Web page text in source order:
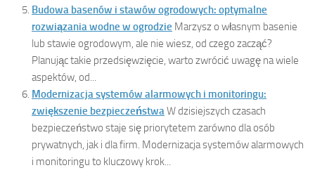
Budowa basenów i stawów ogrodowych: optymalne
rozwiązania wodne w ogrodzie Marzysz o własnym basenie
lub stawie ogrodowym, ale nie wiesz, od czego zacząć?
Planując takie przedsięwzięcie, warto zwrócić uwagę na wiele
aspektów, od...
Modernizacja systemów alarmowych i monitoringu:
zwiększenie bezpieczeństwa W dzisiejszych czasach
bezpieczeństwo staje się priorytetem zarówno dla osób
prywatnych, jak i dla firm. Modernizacja systemów alarmowych
i monitoringu to kluczowy krok...